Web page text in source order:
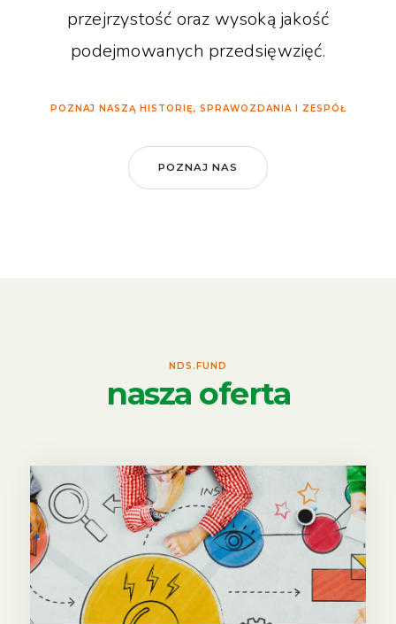
przejrzystość oraz wysoką jakość
podejmowanych przedsięwzięć.
POZNAJ NASZĄ HISTORIĘ, SPRAWOZDANIA I ZESPÓŁ
POZNAJ NAS
NDS.FUND
nasza oferta